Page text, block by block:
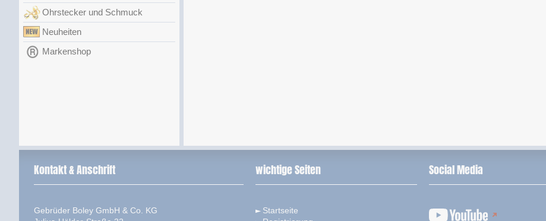
Ohrstecker und Schmuck
Neuheiten
Markenshop
Kontakt & Anschrift
Gebrüder Boley GmbH & Co. KG
wichtige Seiten
Startseite
Social Media